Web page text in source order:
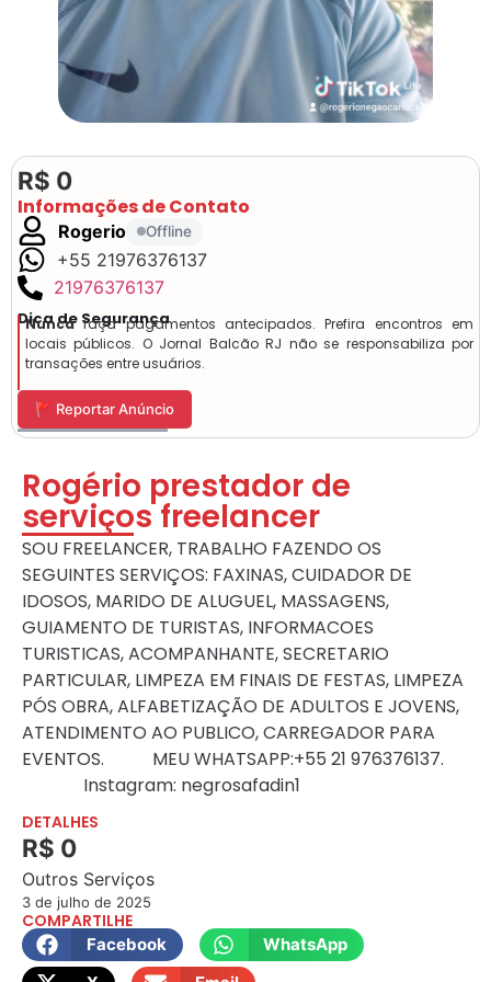
R$ 0
Informações de Contato
Rogerio Offline
+55 21976376137
21976376137
Dica de Segurança
Nuncafaça pagamentos antecipados. Prefira encontros em
locais públicos. O Jornal Balcão RJ não se responsabiliza por
transações entre usuários.
🚩 Reportar Anúncio
Rogério prestador de
serviços freelancer
SOU FREELANCER, TRABALHO FAZENDO OS
SEGUINTES SERVIÇOS: FAXINAS, CUIDADOR DE
IDOSOS, MARIDO DE ALUGUEL, MASSAGENS,
GUIAMENTO DE TURISTAS, INFORMACOES
TURISTICAS, ACOMPANHANTE, SECRETARIO
PARTICULAR, LIMPEZA EM FINAIS DE FESTAS, LIMPEZA
PÓS OBRA, ALFABETIZAÇÃO DE ADULTOS E JOVENS,
ATENDIMENTO AO PUBLICO, CARREGADOR PARA
EVENTOS. MEU WHATSAPP:+55 21 976376137.
Instagram: negrosafadin1
DETALHES
R$ 0
Outros Serviços
3 de julho de 2025
COMPARTILHE
Facebook
WhatsApp